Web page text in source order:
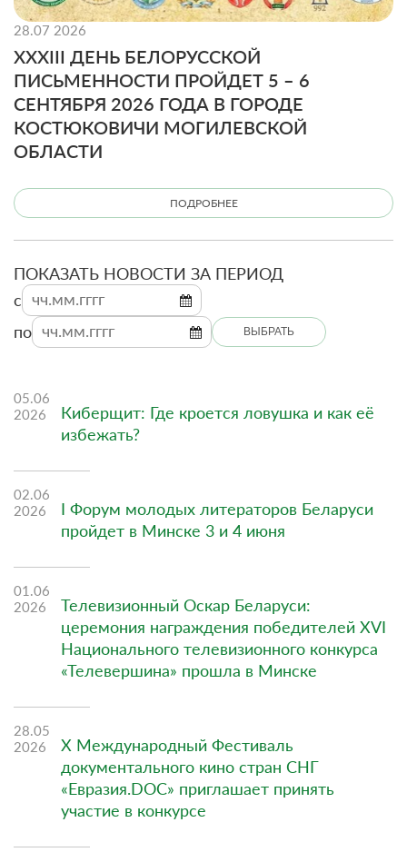
28.07 2026
XXXIII ДЕНЬ БЕЛОРУССКОЙ
ПИСЬМЕННОСТИ ПРОЙДЕТ 5 – 6
СЕНТЯБРЯ 2026 ГОДА В ГОРОДЕ
КОСТЮКОВИЧИ МОГИЛЕВСКОЙ
ОБЛАСТИ
ПОДРОБНЕЕ
ПОКАЗАТЬ НОВОСТИ ЗА ПЕРИОД
c
по
ВЫБРАТЬ
05.06
2026
Киберщит: Где кроется ловушка и как её
избежать?
02.06
2026
I Форум молодых литераторов Беларуси
пройдет в Минске 3 и 4 июня
01.06
2026
Телевизионный Оскар Беларуси:
церемония награждения победителей ХVI
Национального телевизионного конкурса
«Телевершина» прошла в Минске
28.05
2026
X Международный Фестиваль
документального кино стран СНГ
«Евразия.DOC» приглашает принять
участие в конкурсе